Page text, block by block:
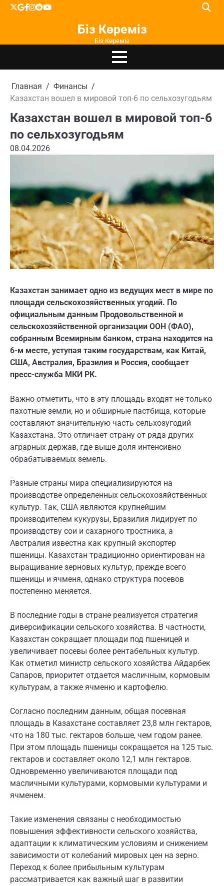
Перейти
X google
facebook
instagram
reddityoutube
Біз Көреміз
Біз Көреміз
Главная
Финансы
Казахстан вошел в мировой топ-6 по сельхозугодьям
Казахстан вошел в мировой топ-6
по сельхозугодьям
08.04.2026
Казахстан занимает одно из ведущих мест в мире по
площади сельскохозяйственных угодий. По
официальным данным Продовольственной и
сельскохозяйственной организации ООН (ФАО),
собранным Всемирным банком, страна находится на
6-м месте, уступая таким государствам, как Китай,
США, Австралия, Бразилия и Россия, сообщает
пресс-служба МКИ РК.
Важно отметить, что в эту площадь входят не только
пахотные земли, но и обширные пастбища, которые
составляют значительную часть сельхозугодий
Казахстана. Это отличает страну от ряда других
аграрных держав, где выше доля интенсивно
обрабатываемых земель.
Разные страны мира специализируются на
производстве определенных сельскохозяйственных
культур. Так, США являются крупнейшим
производителем кукурузы, Бразилия лидирует по
производству сои и сахарного тростника, а
Австралия известна как крупный экспортер
пшеницы. Казахстан традиционно ориентирован на
выращивание зерновых культур, прежде всего
пшеницы и ячменя, однако структура посевов
постепенно меняется.
В последние годы в стране реализуется стратегия
диверсификации сельского хозяйства. В частности,
Казахстан сокращает площади под пшеницей и
увеличивает посевы более рентабельных культур.
Как отметил министр сельского хозяйства Айдарбек
Сапаров, приоритет отдается масличным, кормовым
культурам, а также ячменю и картофелю.
Согласно последним данным, общая посевная
площадь в Казахстане составляет 23,8 млн гектаров,
что на 180 тыс. гектаров больше, чем годом ранее.
При этом площадь пшеницы сокращается на 125 тыс.
гектаров и составляет около 12,1 млн гектаров.
Одновременно увеличиваются площади под
масличными культурами, кормовыми культурами и
ячменем.
Такие изменения связаны с необходимостью
повышения эффективности сельского хозяйства,
адаптации к климатическим условиям и снижением
зависимости от колебаний мировых цен на зерно.
Переход к более прибыльным культурам
рассматривается как важный шаг в развитии